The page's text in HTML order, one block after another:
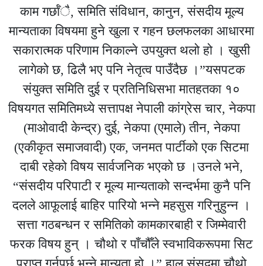
काम गर्छाँै, समिति संविधान, कानुन, संसदीय मूल्य
मान्यताका विषयमा हुने खुला र गहन छलफलका आधारमा
सकारात्मक परिणाम निकाल्ने उपयुक्त थलो हो । खुसी
लागेको छ, ढिलै भए पनि नेतृत्व पाउँदैछ ।”यसपटक
संयुक्त समिति दुई र प्रतिनिधिसभा मातहतका १०
विषयगत समितिमध्ये सत्तापक्ष नेपाली कांग्रेस चार, नेकपा
(माओवादी केन्द्र) दुई, नेकपा (एमाले) तीन, नेकपा
(एकीकृत समाजवादी) एक, जनमत पार्टीको एक सिटमा
दाबी रहेको विषय सार्वजनिक भएको छ ।उनले भने,
“संसदीय परिपाटी र मूल्य मान्यताको सन्दर्भमा कुनै पनि
दलले आफूलाई बाहिर पारियो भन्ने महसुस गरिनुहुन्न ।
सत्ता गठबन्धन र समितिको कामकारबाही र जिम्मेवारी
फरक विषय हुन् । चौथो र पाँचौँले स्वभाविकरूपमा सिट